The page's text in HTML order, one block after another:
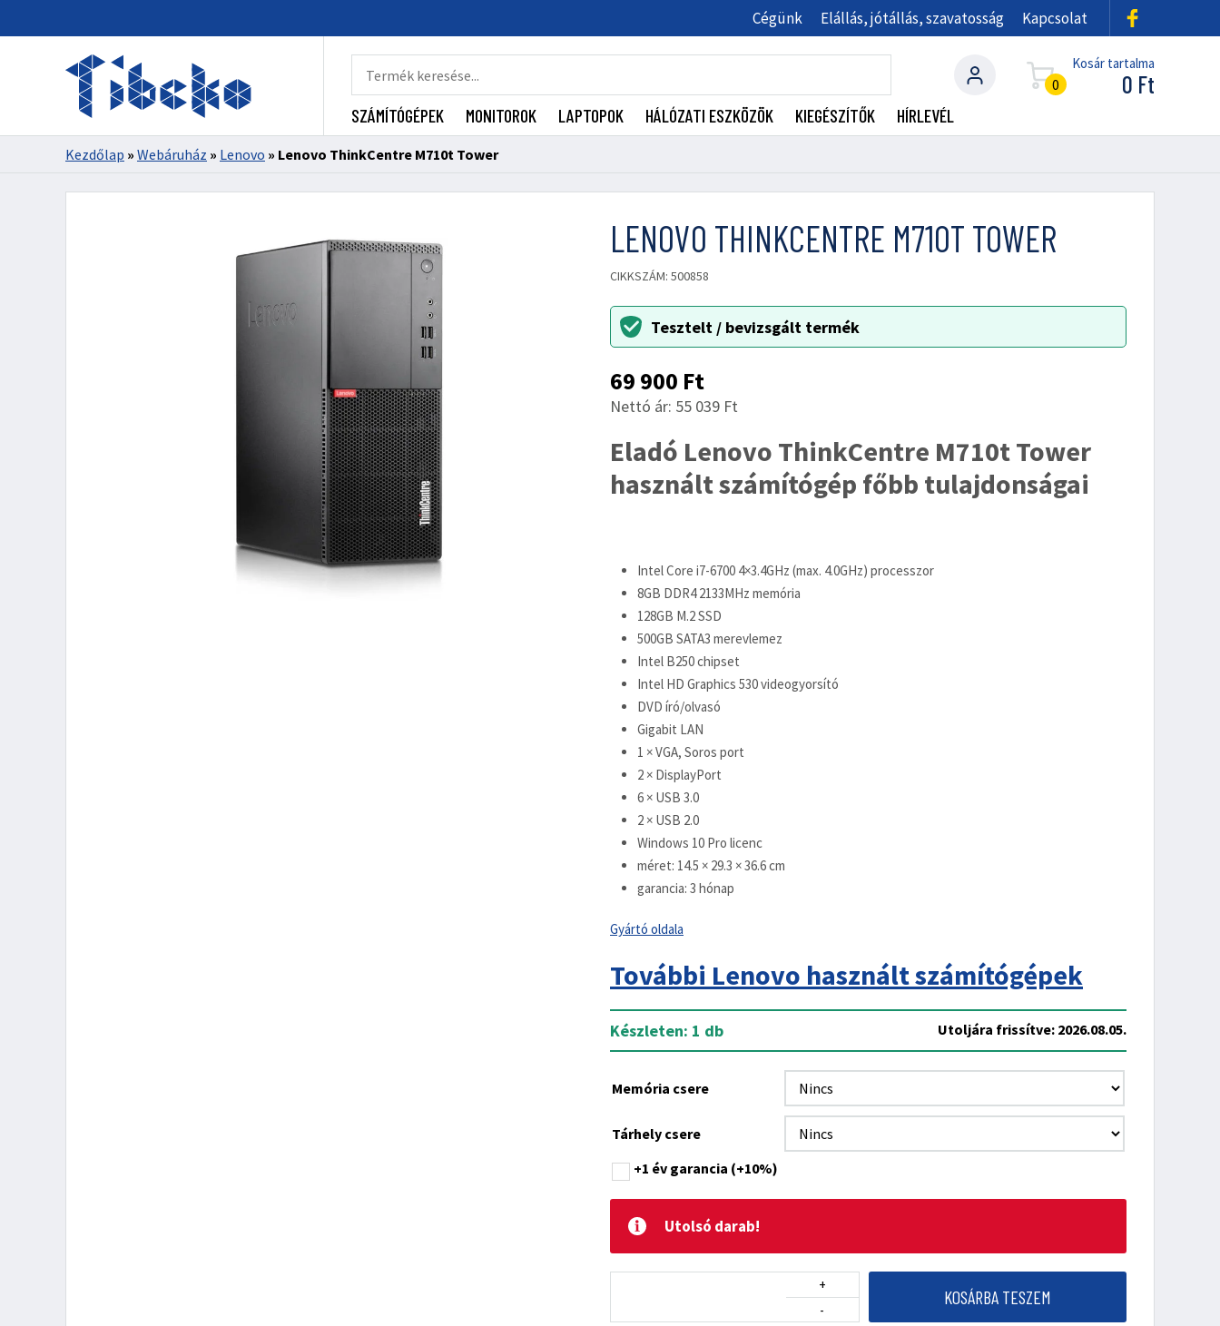
Cégünk Elállás, jótállás, szavatosság Kapcsolat
0
Kosár tartalma
0 Ft
SZÁMÍTÓGÉPEK MONITOROK LAPTOPOK HÁLÓZATI ESZKÖZÖK KIEGÉSZÍTŐK HÍRLEVÉL
Kezdőlap » Webáruház » Lenovo » Lenovo ThinkCentre M710t Tower
LENOVO THINKCENTRE M710T TOWER
CIKKSZÁM: 500858
Tesztelt / bevizsgált termék
69 900 Ft
Nettó ár: 55 039 Ft
Eladó Lenovo ThinkCentre M710t Tower
használt számítógép főbb tulajdonságai
Intel Core i7-6700 4×3.4GHz (max. 4.0GHz) processzor
8GB DDR4 2133MHz memória
128GB M.2 SSD
500GB SATA3 merevlemez
Intel B250 chipset
Intel HD Graphics 530 videogyorsító
DVD író/olvasó
Gigabit LAN
1 × VGA, Soros port
2 × DisplayPort
6 × USB 3.0
2 × USB 2.0
Windows 10 Pro licenc
méret: 14.5 × 29.3 × 36.6 cm
garancia: 3 hónap
Gyártó oldala
További Lenovo használt számítógépek
Készleten: 1 db Utoljára frissítve: 2026.08.05.
Memória csere
Tárhely csere
+1 év garancia (+10%)
Utolsó darab!
-
+
KOSÁRBA TESZEM